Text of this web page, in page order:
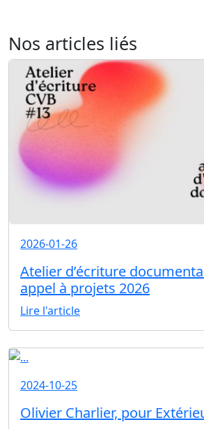
Nos articles liés
2026-01-26
Atelier d’écriture
appel à projets 2026
Lire l'article
2024-10-25
Olivier Charlier, pour